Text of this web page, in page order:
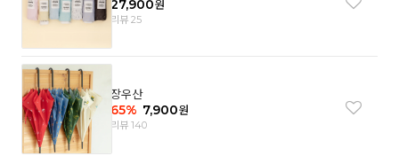
27,900원
리뷰 25
장우산
65% 7,900원
리뷰 140